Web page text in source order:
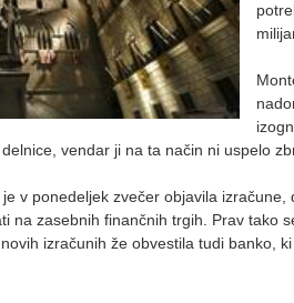
vendar ji na ta način ni uspelo
v ponedeljek zvečer objavila
na zasebnih finančnih trgih. Prav tako
izračunih že obvestila tudi banko,